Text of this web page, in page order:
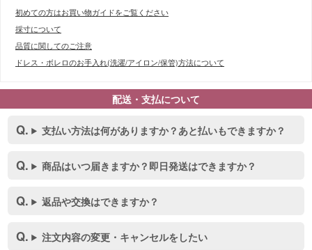
初めての方はお買い物ガイドをご覧ください
採寸について
品質に関してのご注意
ドレス・ボレロのお手入れ(洗濯/アイロン/保管)方法について
配送・支払について
支払い方法は何がありますか？あと払いもできますか？
商品はいつ届きますか？即日発送はできますか？
返品や交換はできますか？
注文内容の変更・キャンセルをしたい